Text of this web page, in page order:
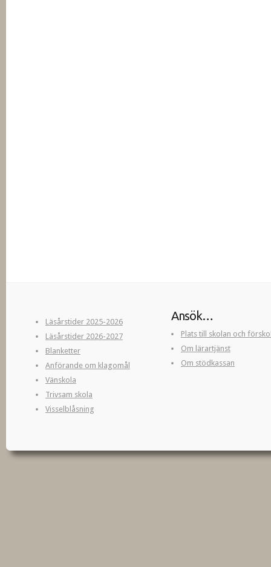
Läsårstider 2025-2026
Läsårstider 2026-2027
Blanketter
Anförande om klagomål
Vänskola
Trivsam skola
Visselblåsning
Ansök…
Plats till skolan och
Om lärartjänst
Om stödkassan